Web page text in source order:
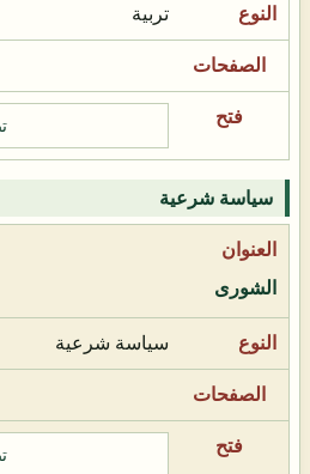
تربية
سياسة شرعية
الشورى
سياسة شرعية